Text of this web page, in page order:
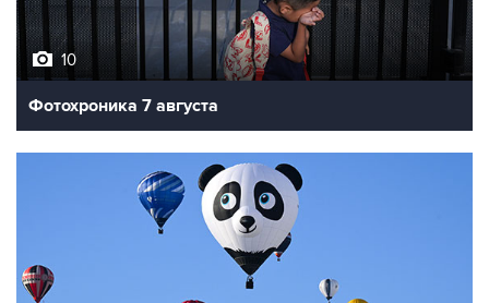
10
Фотохроника 7 августа